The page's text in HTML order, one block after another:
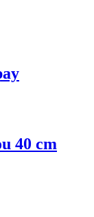
40 cm